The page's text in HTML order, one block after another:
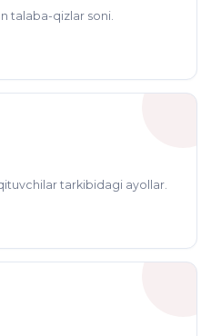
talaba-qizlar soni.
tarkibidagi ayollar.